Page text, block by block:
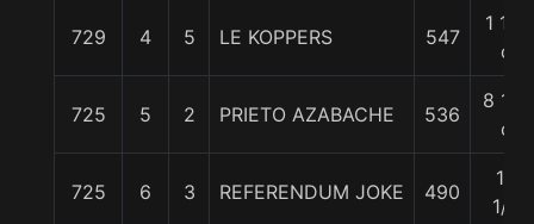
729 4 5 LE KOPPERS 547
1 1/4
c
725 5 2 PRIETO AZABACHE 536
8 1/4
c
725 6 3 REFERENDUM JOKE 490
16
1/4